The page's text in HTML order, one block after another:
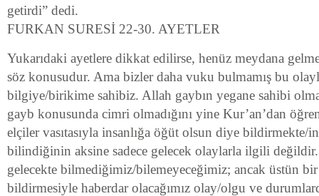
getirdi” dedi.
FURKAN SURESİ 22-30. AYETLER
Yukarıdaki ayetlere dikkat edilirse, henüz meydana
söz konusudur. Ama bizler daha vuku bulmamış bu
bilgiye/birikime sahibiz. Allah gaybın yegane sahibi
gayb konusunda cimri olmadığını yine Kur’an’dan
elçiler vasıtasıyla insanlığa öğüt olsun diye bildirmekte/
bilindiğinin aksine sadece gelecek olaylarla ilgili
gelecekte bilmediğimiz/bilemeyeceğimiz; ancak üstün bir
bildirmesiyle haberdar olacağımız olay/olgu ve